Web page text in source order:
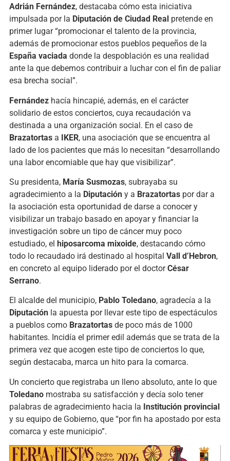
Adrián Fernández, destacaba cómo esta iniciativa
impulsada por la Diputación de Ciudad Real pretende en
primer lugar “promocionar el talento de la provincia,
además de promocionar estos pueblos pequeños de la
España vaciada donde la despoblación es una realidad
ante la que debemos contribuir a luchar con el fin de paliar
esa brecha social”.
Fernándezhacía hincapié, además, en el carácter
solidario de estos conciertos, cuya recaudación va
destinada a una organización social. En el caso de
Brazatortasa IKER, una asociación que se encuentra al
lado de los pacientes que más lo necesitan “desarrollando
una labor encomiable que hay que visibilizar”.
Su presidenta, María Susmozas, subrayaba su
agradecimiento a la Diputacióny a Brazatortaspor dar a
la asociación esta oportunidad de darse a conocer y
visibilizar un trabajo basado en apoyar y financiar la
investigación sobre un tipo de cáncer muy poco
estudiado, el hiposarcoma mixoide, destacando cómo
todo lo recaudado irá destinado al hospital Vall d’Hebron,
en concreto al equipo liderado por el doctorCésar
Serrano.
El alcalde del municipio, Pablo Toledano, agradecía a la
Diputaciónla apuesta por llevar este tipo de espectáculos
a pueblos como Brazatortasde poco más de 1000
habitantes. Incidía el primer edil además que se trata de la
primera vez que acogen este tipo de conciertos lo que,
según destacaba, marca un hito para la comarca.
Un concierto que registraba un lleno absoluto, ante lo que
Toledanomostraba su satisfacción y decía solo tener
palabras de agradecimiento hacia la Institución provincial
y su equipo de Gobierno, que “por fin ha apostado por esta
comarca y este municipio”.